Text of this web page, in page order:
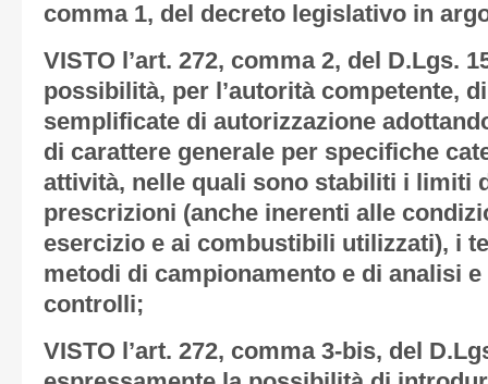
comma 1, del decreto legislativo in
VISTO l’art. 272, comma 2, del D.Lgs.
possibilità, per l’autorità competente,
semplificate di autorizzazione
di carattere generale per specifiche
attività, nelle quali sono stabiliti i limiti
prescrizioni (anche inerenti alle
esercizio e ai combustibili utilizzati), i
metodi di campionamento e di analisi
controlli;
VISTO l’art. 272, comma 3-bis, del